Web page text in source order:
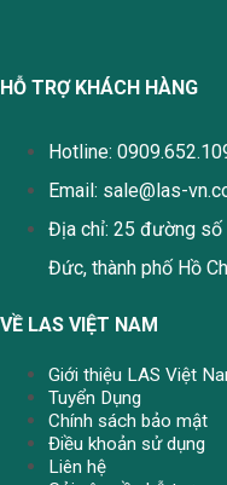
HỖ TRỢ KHÁCH HÀNG
Hotline:
Email: sale@las-
Địa chỉ: 25 đường số
Đức, thành phố Hồ
VỀ LAS VIỆT NAM
Giới thiệu LAS Việt
Tuyển Dụng
Chính sách bảo mật
Điều khoản sử dụng
Liên hệ